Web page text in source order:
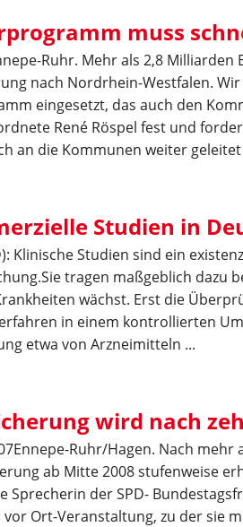
muss
Ruhr. Mehr als 2,8
nach Nordrhein-Westfalen.
eingesetzt, das auch den
René Röspel fest und
an die Kommunen weiter
Studien in
Klinische Studien sind ein
tragen maßgeblich dazu
wächst. Erst die
in einem kontrollierten
etwa von Arzneimitteln ...
wird nach
Ruhr/Hagen. Nach
ab Mitte 2008 stufenweise
Sprecherin der SPD-
vor Ort-Veranstaltung, zu der sie